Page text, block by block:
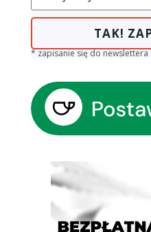
TAK!
* zapisanie się do